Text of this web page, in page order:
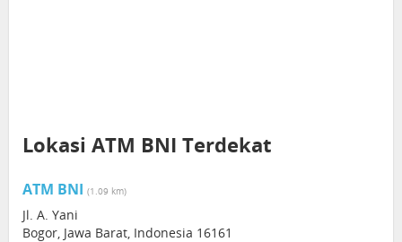
Lokasi ATM BNI Terdekat
ATM BNI (1.09 km)
Jl. A. Yani
Bogor, Jawa Barat, Indonesia 16161